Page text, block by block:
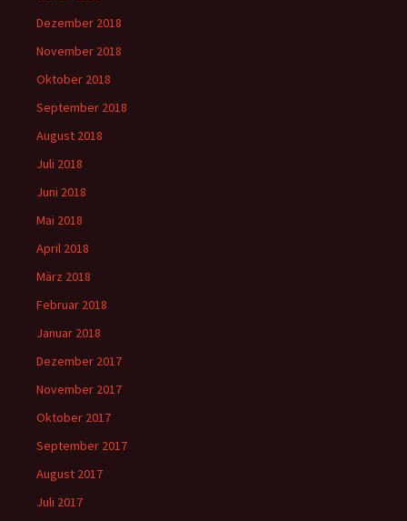
Dezember 2018
November 2018
Oktober 2018
September 2018
August 2018
Juli 2018
Juni 2018
Mai 2018
April 2018
März 2018
Februar 2018
Januar 2018
Dezember 2017
November 2017
Oktober 2017
September 2017
August 2017
Juli 2017